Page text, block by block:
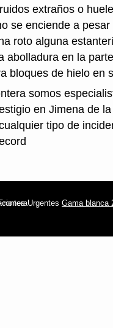
extraños o
se enciende a
roto alguna
abolladura en la
bloques de hielo en
somos
en Jimena de
tipo de
Urgentes Gama blanca